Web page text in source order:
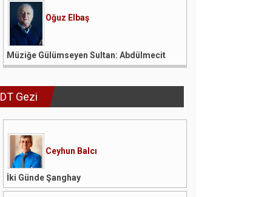
Oğuz Elbaş
Müziğe Gülümseyen Sultan: Abdülmecit
DT Gezi
Ceyhun Balcı
İki Günde Şanghay